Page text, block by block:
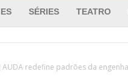
SÉRIES TEATRO
AUDA redefine padrões da